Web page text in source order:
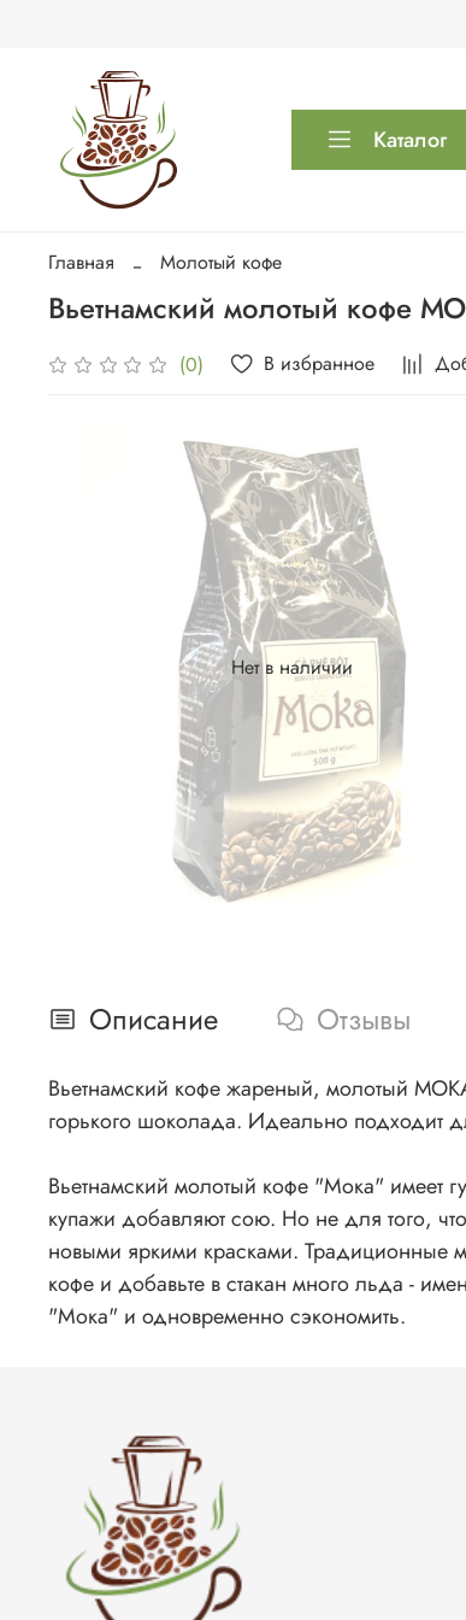
Каталог
Главная Молотый кофе
Вьетнамский молотый кофе
(0) В избранное
Нет в наличии
Описание Отзывы
Вьетнамский кофе жареный, молотый
горького шоколада. Идеально подходит
Вьетнамский молотый кофе "Мока" имеет
купажи добавляют сою. Но не для того,
новыми яркими красками. Традиционные
кофе и добавьте в стакан много льда -
"Мока" и одновременно сэкономить.